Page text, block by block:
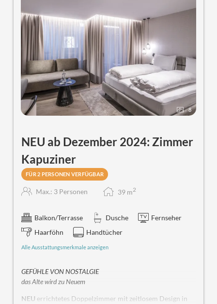
8
NEU ab Dezember 2024: Zimmer
Kapuziner
FÜR 2 PERSONEN VERFÜGBAR
Max.: 3 Personen 39 m2
Balkon/Terrasse Dusche
Fernseher
Haarföhn
Handtücher
Alle Ausstattungsmerkmale anzeigen
GEFÜHLE VON NOSTALGIE
das Alte wird zu Neuem
NEU errichtetes Doppelzimmer mit zeitlosem Design in